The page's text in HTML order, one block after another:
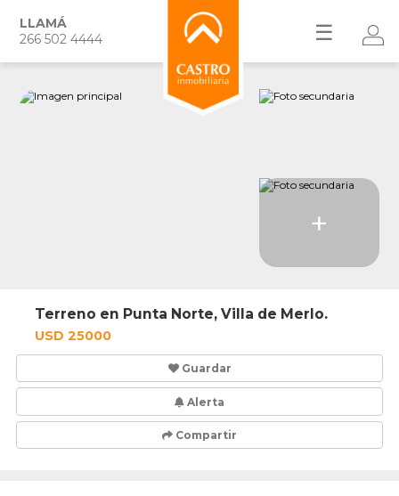
LLAMÁ
266 502 4444
☰
+
Terreno en Punta Norte, Villa de Merlo.
USD 25000
Guardar
Alerta
Compartir